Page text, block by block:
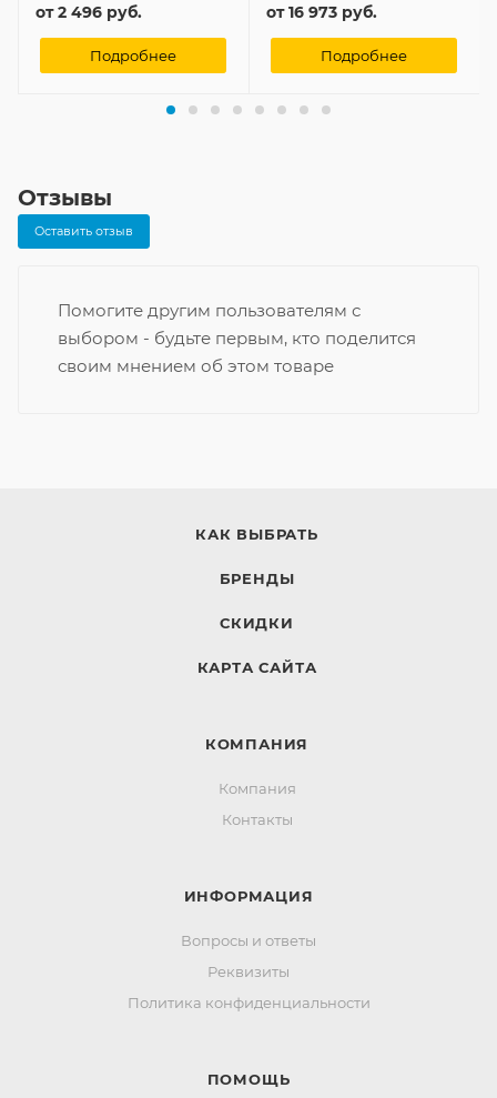
от2 496 руб.
Подробнее
от16 973 руб.
Подробнее
Отзывы
Оставить отзыв
Помогите другим пользователям с
выбором - будьте первым, кто поделится
своим мнением об этом товаре
КАК ВЫБРАТЬ
БРЕНДЫ
СКИДКИ
КАРТА САЙТА
КОМПАНИЯ
Компания
Контакты
ИНФОРМАЦИЯ
Вопросы и ответы
Реквизиты
Политика конфиденциальности
ПОМОЩЬ